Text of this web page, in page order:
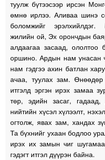
туулж бүтээсээр ирсэн
өмнө ирлээ. Аливаа шинэ
боломжийг
жилийн ой, Эх орончдын
алдаагаа засаад, ололтоо
оршино. Ардын нам унасан
нам гэдгээ ахин батлан
ачаа, туулах зам.
итгэлд эргэн ирэх замаа
төр, эдийн засаг,
нийтийн хүсэл хүлээлт,
огтолж, явах зам, хандах
Та бүхнийг ухаан бодлоо
ирэх их замын чиг
гэдэгт итгэл дүүрэн байна.